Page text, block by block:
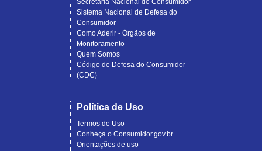
Secretaria Nacional do Consumidor
Sistema Nacional de Defesa do
Consumidor
Como Aderir - Órgãos de
Monitoramento
Quem Somos
Código de Defesa do Consumidor
(CDC)
Política de Uso
Termos de Uso
Conheça o Consumidor.gov.br
Orientações de uso